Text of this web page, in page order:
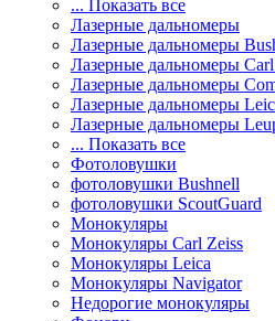
... Показать все
Лазерные дальномеры
Лазерные дальномеры
Лазерные дальномеры
Лазерные дальномеры
Лазерные дальномеры
Лазерные дальномеры
... Показать все
Фотоловушки
фотоловушки Bushnell
фотоловушки ScoutGuard
Монокуляры
Монокуляры Carl Zeiss
Монокуляры Leica
Монокуляры Navigator
Недорогие монокуляры